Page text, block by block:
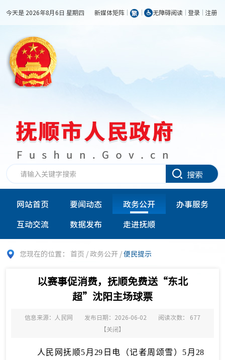
今天是 2026年8月6日 星期四 新媒体矩阵 无障碍阅读 登录 注册
搜索
网站首页 要闻动态 政务公开
办事服务
互动交流
数据发布 走进抚顺
您现在的位置： 首页 /政务公开 /便民提示
以赛事促消费，抚顺免费送“东北
超”沈阳主场球票
信息来源：人民网 发布日期：2026-06-02 阅读次数： 677
【关闭】
人民网抚顺5月29日电（记者周颂雪）5月28